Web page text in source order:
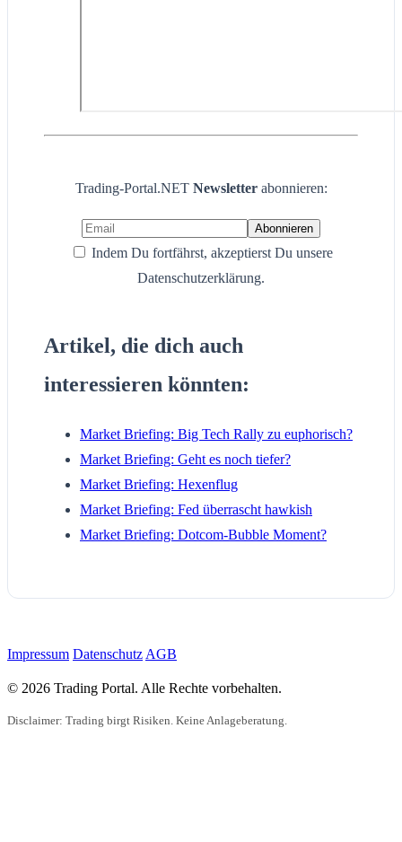
Trading-Portal.NET Newsletter abonnieren:
Indem Du fortfährst, akzeptierst Du unsere
Datenschutzerklärung.
Artikel, die dich auch
interessieren könnten:
Market Briefing: Big Tech Rally zu euphorisch?
Market Briefing: Geht es noch tiefer?
Market Briefing: Hexenflug
Market Briefing: Fed überrascht hawkish
Market Briefing: Dotcom-Bubble Moment?
Impressum Datenschutz AGB
© 2026 Trading Portal. Alle Rechte vorbehalten.
Disclaimer: Trading birgt Risiken. Keine Anlageberatung.